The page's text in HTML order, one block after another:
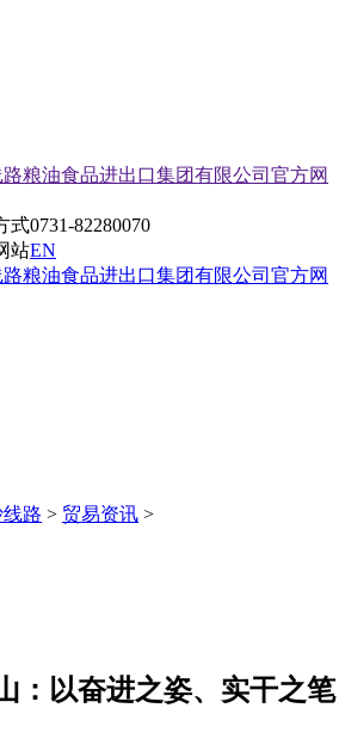
0731-82280070
EN
线路 > 贸易资讯 >
：以奋进之姿、实干之笔